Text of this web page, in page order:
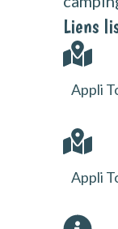
Liens
Appli
Appli